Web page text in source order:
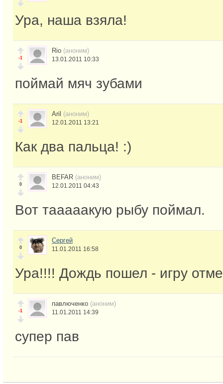
Ура, наша взяла!
-1
Rio (аноним)
13.01.2011 10:33
поймай мяч зубами
-1
Aril (аноним)
12.01.2011 13:21
Как два пальца! :)
0
BEFAR (аноним)
12.01.2011 04:43
Вот тааааакую рыбу поймал.
0
Сергей
11.01.2011 16:58
Ура!!!! Дождь пошел - игру
-1
павлюченко (аноним)
11.01.2011 14:39
супер пав